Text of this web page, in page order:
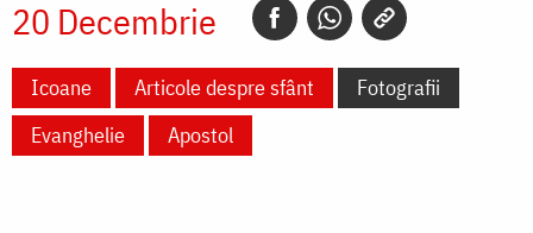
20 Decembrie
Icoane Articole despre sfânt
Fotografii
Evanghelie
Apostol